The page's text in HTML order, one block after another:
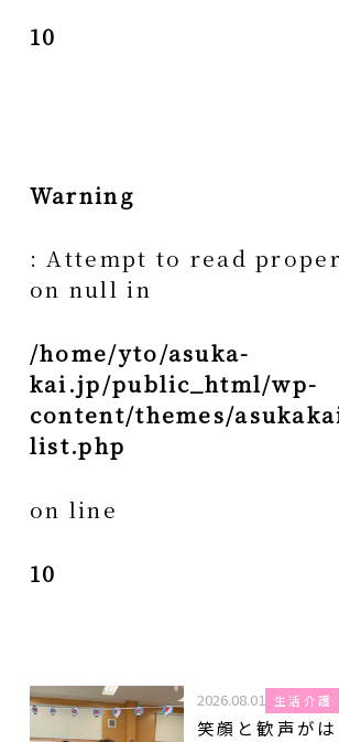
10
Warning
: Attempt to read
on null in
/home/yto/asuka-
kai.jp/public_html/wp-
content/themes/
list.php
on line
10
2026.08.01 生活介護
笑顔と歓声が